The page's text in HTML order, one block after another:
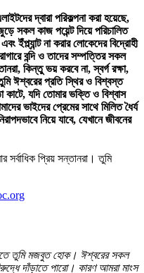
দ্বারা পরিকল্পনা করা হয়েছে,
সকল কাজ পয়েন্ট দিয়ে পরিচালিত
ইঁপ্ল্যান্ট না করার লোকেদের বিদ্রোহী
বন্দি ও তাদের সম্পত্তির সকল
কিন্তু ভয় করবে না, স্বর্গ রক্ষা,
ঈশ্বরের প্রতি স্থির ও বিশ্বস্ত
যদি তোমার ভক্তি ও বিশ্বাস
ভাইদের প্রেমের সাথে মিলিত ধৈর্য
নিয়ে যাবে, যেখানে জীবনের
প্রিয় সন্তানরা। তুমি
তুমি মজবুত হোক। ঈশ্বরের সকল
দাঁড়াতে পারো। কারণ আমরা মাংস